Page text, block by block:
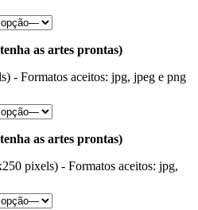
as artes prontas)
- Formatos aceitos: jpg, jpeg e png
as artes prontas)
pixels) - Formatos aceitos: jpg,